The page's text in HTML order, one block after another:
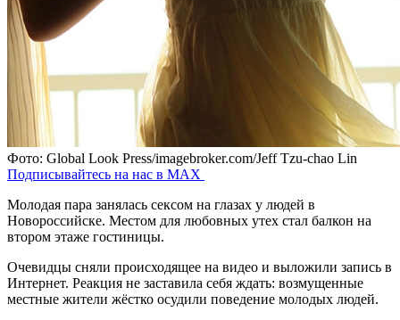
Фото: Global Look Press/imagebroker.com/Jeff Tzu-chao Lin
Подписывайтесь на нас в MAX
Молодая пара занялась сексом на глазах у людей в
Новороссийске. Местом для любовных утех стал балкон на
втором этаже гостиницы.
Очевидцы сняли происходящее на видео и выложили запись в
Интернет. Реакция не заставила себя ждать: возмущенные
местные жители жёстко осудили поведение молодых людей.